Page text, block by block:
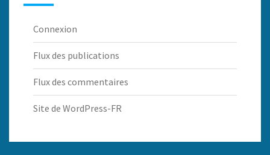
Connexion
Flux des publications
Flux des commentaires
Site de WordPress-FR